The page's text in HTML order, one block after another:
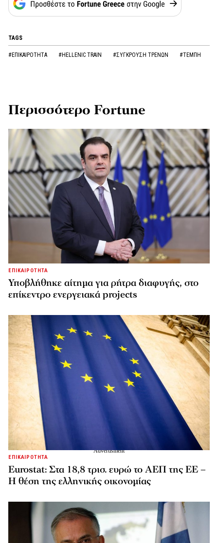
TAGS
#ΕΠΙΚΑΙΡΟΤΗΤΑ #HELLENIC TRAIN #ΣΥΓΚΡΟΥΣΗ ΤΡΕΝΩΝ #ΤΕΜΠΗ
Περισσότερο Fortune
ΕΠΙΚΑΙΡΟΤΗΤΑ
Υποβλήθηκε αίτημα για ρήτρα διαφυγής, στο
επίκεντρο ενεργειακά projects
ΕΠΙΚΑΙΡΟΤΗΤΑ
Eurostat: Στα 18,8 τρισ. ευρώ το ΑΕΠ της ΕΕ –
Η θέση της ελληνικής οικονομίας